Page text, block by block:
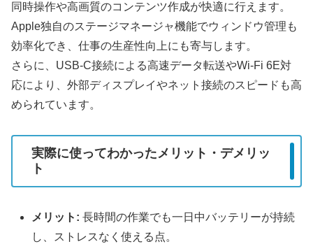
同時操作や高画質のコンテンツ作成が快適に行えます。
Apple独自のステージマネージャ機能でウィンドウ管理も
効率化でき、仕事の生産性向上にも寄与します。
さらに、USB-C接続による高速データ転送やWi-Fi 6E対
応により、外部ディスプレイやネット接続のスピードも高
められています。
実際に使ってわかったメリット・デメリッ
ト
メリット: 長時間の作業でも一日中バッテリーが持続
し、ストレスなく使える点。